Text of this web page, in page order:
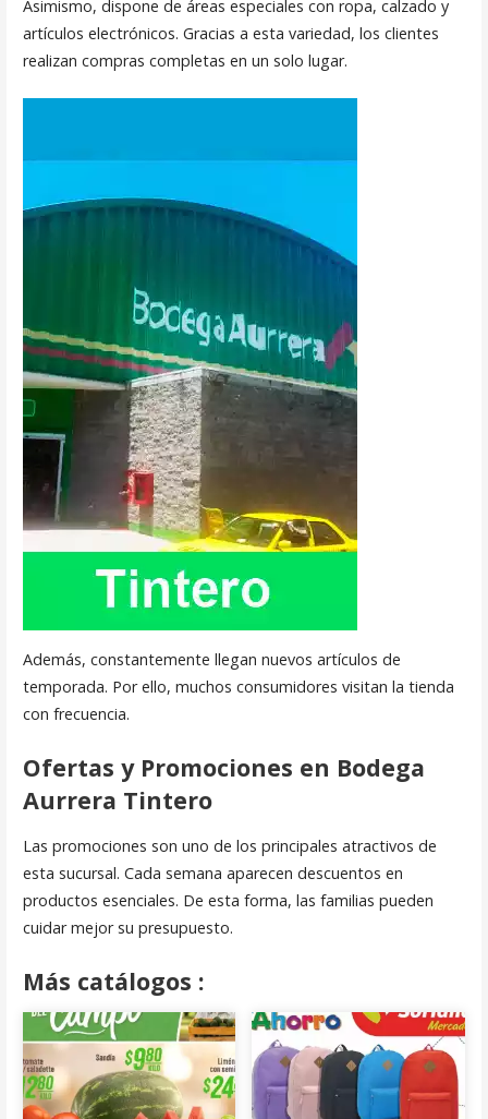
Asimismo, dispone de áreas especiales con ropa, calzado y
artículos electrónicos. Gracias a esta variedad, los clientes
realizan compras completas en un solo lugar.
Además, constantemente llegan nuevos artículos de
temporada. Por ello, muchos consumidores visitan la tienda
con frecuencia.
Ofertas y Promociones en Bodega
Aurrera Tintero
Las promociones son uno de los principales atractivos de
esta sucursal. Cada semana aparecen descuentos en
productos esenciales. De esta forma, las familias pueden
cuidar mejor su presupuesto.
Más catálogos :